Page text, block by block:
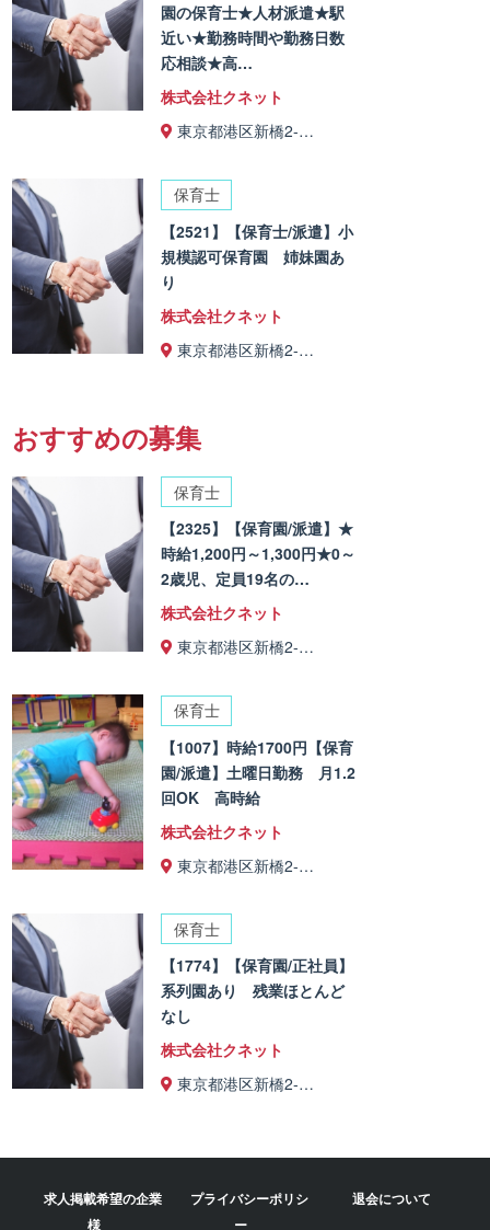
園の保育士★人材派遣★駅
近い★勤務時間や勤務日数
応相談★高…
株式会社クネット
東京都港区新橋2-…
保育士
【2521】【保育士/派遣】小
規模認可保育園 姉妹園あ
り
株式会社クネット
東京都港区新橋2-…
おすすめの募集
保育士
【2325】【保育園/派遣】★
時給1,200円～1,300円★0～
2歳児、定員19名の…
株式会社クネット
東京都港区新橋2-…
保育士
【1007】時給1700円【保育
園/派遣】土曜日勤務 月1.2
回OK 高時給
株式会社クネット
東京都港区新橋2-…
保育士
【1774】【保育園/正社員】
系列園あり 残業ほとんど
なし
株式会社クネット
東京都港区新橋2-…
求人掲載希望の企業
様
プライバシーポリシ
ー
退会について